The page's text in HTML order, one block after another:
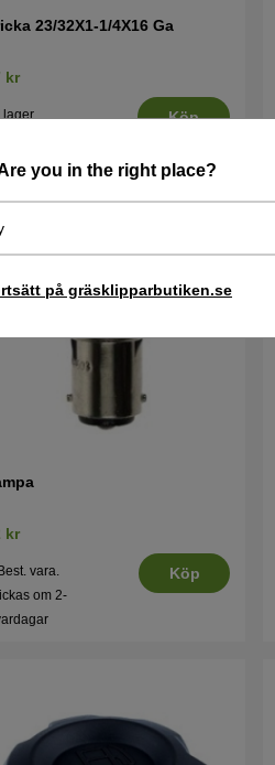
you in the right place?
på gräsklipparbutiken.se
23/32X1-1/4X16 Ga
kr
lager Köp
kr
vara.
om 2-
Köp